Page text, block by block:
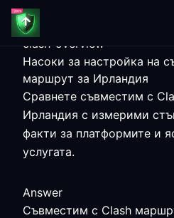
clash-overview
Насоки за настройка на
маршрут за Ирландия
Сравнете съвместим с
Ирландия с измерими
факти за платформите и
услугата.
Answer
Съвместим с Clash